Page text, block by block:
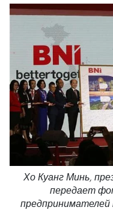
Хо Куанг Минь,
передает